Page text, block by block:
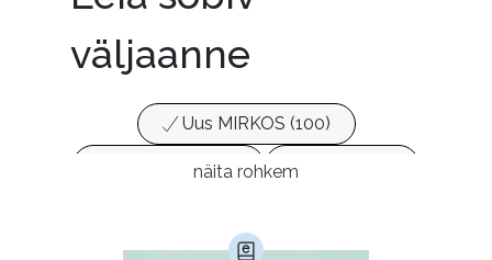
väljaanne
Uus MIRKOS (100)
Populaarsed (25)
Ajakirjad (17)
Armastusromaanid (294)
näita rohkem